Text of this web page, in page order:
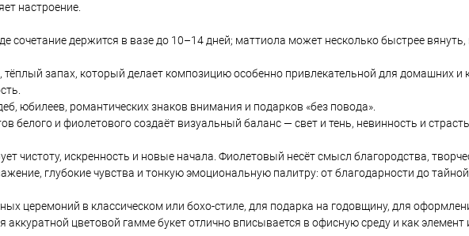
настроение.
сочетание держится в вазе до 10–14 дней; маттиола может несколько быстрее
запах, который делает композицию особенно привлекательной для домашних и
юбилеев, романтических знаков внимания и подарков «без повода».
белого и фиолетового создаёт визуальный баланс — свет и тень, невинность и страсть.
чистоту, искренность и новые начала. Фиолетовый несёт смысл благородства,
глубокие чувства и тонкую эмоциональную палитру: от благодарности до
церемоний в классическом или бохо-стиле, для подарка на годовщину, для
цветовой гамме букет отлично вписывается в офисную среду и как элемент